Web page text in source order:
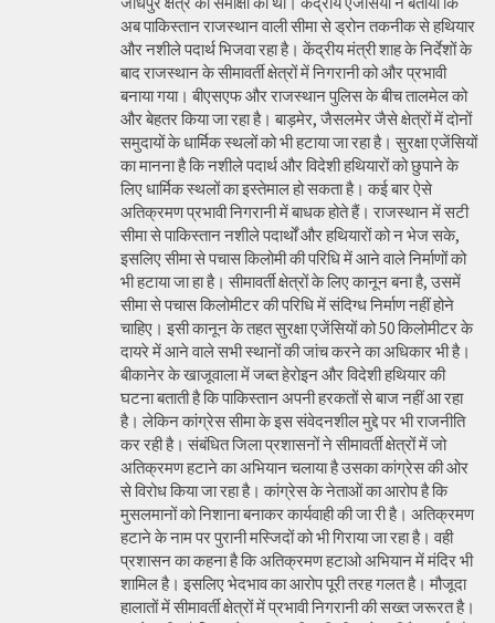
अब पाकिस्तान राजस्थान वाली सीमा से ड्रोन तकनीक से हथियार
और नशीले पदार्थ भिजवा रहा है। केंद्रीय मंत्री शाह के निर्देशों के
बाद राजस्थान के सीमावर्ती क्षेत्रों में निगरानी को और प्रभावी
बनाया गया। बीएसएफ और राजस्थान पुलिस के बीच तालमेल को
और बेहतर किया जा रहा है। बाड़मेर, जैसलमेर जैसे क्षेत्रों में दोनों
समुदायों के धार्मिक स्थलों को भी हटाया जा रहा है। सुरक्षा एजेंसियों
का मानना है कि नशीले पदार्थ और विदेशी हथियारों को छुपाने के
लिए धार्मिक स्थलों का इस्तेमाल हो सकता है। कई बार ऐसे
अतिक्रमण प्रभावी निगरानी में बाधक होते हैं। राजस्थान में सटी
सीमा से पाकिस्तान नशीले पदार्थों और हथियारों को न भेज सके,
इसलिए सीमा से पचास किलोमी की परिधि में आने वाले निर्माणों को
भी हटाया जा हा है। सीमावर्ती क्षेत्रों के लिए कानून बना है, उसमें
सीमा से पचास किलोमीटर की परिधि में संदिग्ध निर्माण नहीं होने
चाहिए। इसी कानून के तहत सुरक्षा एजेंसियों को 50 किलोमीटर के
दायरे में आने वाले सभी स्थानों की जांच करने का अधिकार भी है।
बीकानेर के खाजूवाला में जब्त हेरोइन और विदेशी हथियार की
घटना बताती है कि पाकिस्तान अपनी हरकतों से बाज नहीं आ रहा
है। लेकिन कांग्रेस सीमा के इस संवेदनशील मुद्दे पर भी राजनीति
कर रही है। संबंधित जिला प्रशासनों ने सीमावर्ती क्षेत्रों में जो
अतिक्रमण हटाने का अभियान चलाया है उसका कांग्रेस की ओर
से विरोध किया जा रहा है। कांग्रेस के नेताओं का आरोप है कि
मुसलमानों को निशाना बनाकर कार्यवाही की जा री है। अतिक्रमण
हटाने के नाम पर पुरानी मस्जिदों को भी गिराया जा रहा है। वही
प्रशासन का कहना है कि अतिक्रमण हटाओ अभियान में मंदिर भी
शामिल है। इसलिए भेदभाव का आरोप पूरी तरह गलत है। मौजूदा
हालातों में सीमावर्ती क्षेत्रों में प्रभावी निगरानी की सख्त जरूरत है।